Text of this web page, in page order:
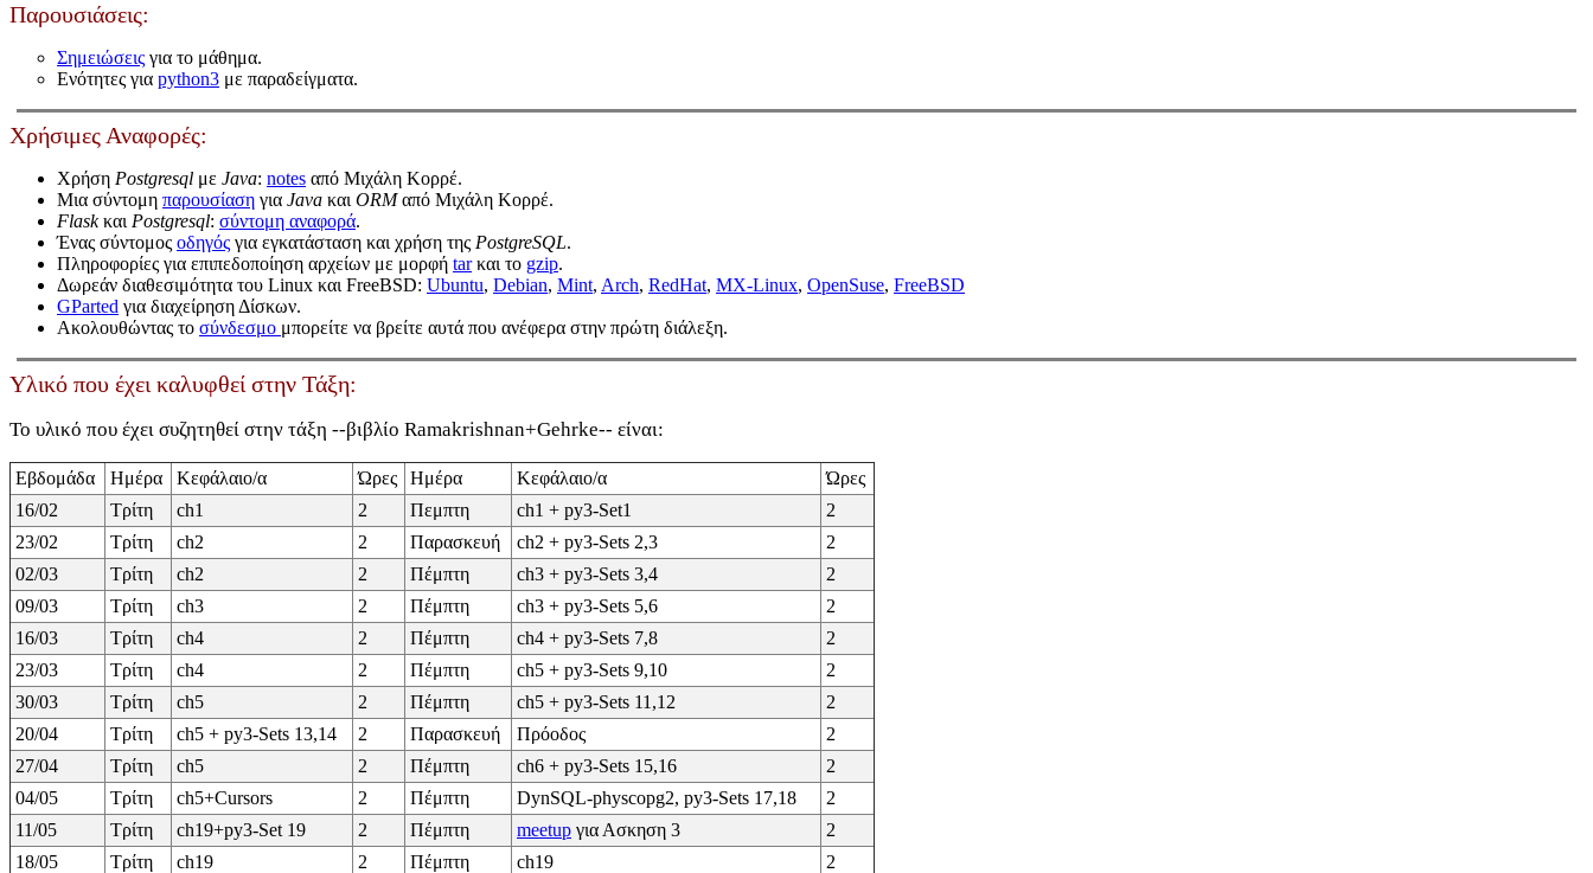
Παρουσιάσεις:
Σημειώσεις για το μάθημα.
Ενότητες για python3 με παραδείγματα.
Χρήσιμες Αναφορές:
Χρήση Postgresql με Java: notes από Μιχάλη Κορρέ.
Μια σύντομη παρουσίαση για Java και ORMαπό Μιχάλη Κορρέ.
Flaskκαι Postgresql: σύντομη αναφορά.
Ένας σύντομος οδηγός για εγκατάσταση και χρήση της PostgreSQL.
Πληροφορίες για επιπεδοποίηση αρχείων με μορφή tarκαι το gzip.
Δωρεάν διαθεσιμότητα του Linux και FreeBSD: Ubuntu, Debian, Mint, Arch, RedHat, MX-Linux, OpenSuse, FreeBSD
GParted για διαχείρηση Δίσκων.
Ακολουθώντας το σύνδεσμο μπορείτε να βρείτε αυτά που ανέφερα στην πρώτη διάλεξη.
Υλικό που έχει καλυφθεί στην Τάξη:
Το υλικό που έχει συζητηθεί στην τάξη --βιβλίο Ramakrishnan+Gehrke-- είναι:
Εβδομάδα Ημέρα Κεφάλαιο/α Ώρες Ημέρα Κεφάλαιο/α
Ώρες
16/02
Τρίτη ch1 2 Πεμπτη ch1 + py3-Set1
2
23/02
Τρίτη ch2 2 Παρασκευή ch2 + py3-Sets 2,3
2
02/03
Τρίτη ch2 2 Πέμπτη ch3 + py3-Sets 3,4
2
09/03
Τρίτη ch3 2 Πέμπτη ch3 + py3-Sets 5,6
2
16/03
Τρίτη ch4 2 Πέμπτη ch4 + py3-Sets 7,8
2
23/03
Τρίτη ch4 2 Πέμπτη ch5 + py3-Sets 9,10
2
30/03
Τρίτη ch5 2 Πέμπτη ch5 + py3-Sets 11,12
2
20/04
Τρίτη ch5 + py3-Sets 13,14 2 Παρασκευή Πρόοδος
2
27/04
Τρίτη ch5 2 Πέμπτη ch6 + py3-Sets 15,16
2
04/05
Τρίτη ch5+Cursors 2 Πέμπτη DynSQL-physcopg2, py3-Sets 17,18
2
11/05
Τρίτη ch19+py3-Set 19 2 Πέμπτη meetup για Ασκηση 3
2
18/05
Τρίτη ch19 2 Πέμπτη ch19
2